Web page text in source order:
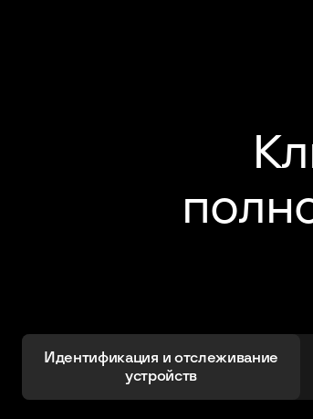
Идентификация и отслеживание
устройств